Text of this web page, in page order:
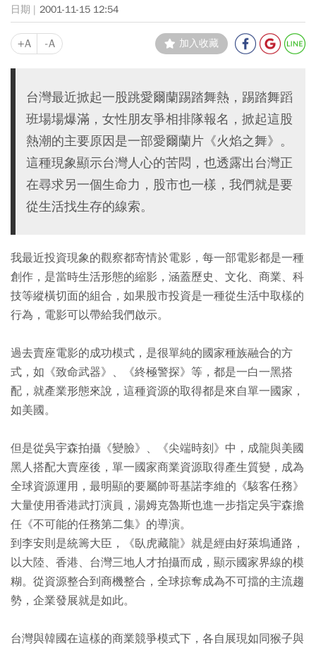
2001-11-15 12:54
+A -A 加入收藏
台灣最近掀起一股跳愛爾蘭踢踏舞熱，踢踏舞蹈
班場場爆滿，女性朋友爭相排隊報名，掀起這股
熱潮的主要原因是一部愛爾蘭片《火焰之舞》。
這種現象顯示台灣人心的苦悶，也透露出台灣正
在尋求另一個生命力，股市也一樣，我們就是要
從生活找生存的線索。
我最近投資現象的觀察都寄情於電影，每一部電影都是一種
創作，是當時生活形態的縮影，涵蓋歷史、文化、商業、科
技等縱橫切面的組合，如果股市投資是一種從生活中取樣的
行為，電影可以帶給我們啟示。
過去賣座電影的成功模式，是很單純的國家種族融合的方
式，如《致命武器》、《終極警探》等，都是一白一黑搭
配，就產業形態來說，這種資源的取得都是來自單一國家，
如美國。
但是從吳宇森拍攝《變臉》、《尖端時刻》中，成龍與美國
黑人搭配大賣座後，單一國家商業資源取得產生質變，成為
全球資源運用，最明顯的要屬帥哥基諾李維的《駭客任務》
大量使用香港武打演員，湯姆克魯斯也進一步指定吳宇森擔
任《不可能的任務第二集》的導演。
到李安則是統籌大臣，《臥虎藏龍》就是經由好萊塢通路，
以大陸、香港、台灣三地人才拍攝而成，顯示國家界線的模
糊。從資源整合到商機整合，全球掠奪成為不可擋的主流趨
勢，企業發展就是如此。
台灣與韓國在這樣的商業競爭模式下，各自展現如同猴子與